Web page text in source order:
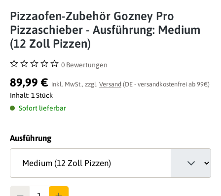
Pizzaofen-Zubehör Gozney Pro
Pizzaschieber - Ausführung: Medium
(12 Zoll Pizzen)
Durchschnittliche Bewertung von 0 von 5 Sternen
0 Bewertungen
89,99 € inkl. MwSt., zzgl. Versand (DE - versandkostenfrei ab 99€)
Inhalt: 1 Stück
Sofort lieferbar
Ausführungauswählen